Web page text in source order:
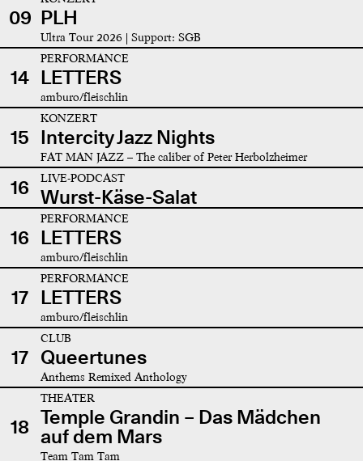
09 PLH
Ultra Tour 2026 | Support: SGB
14
PERFORMANCE
LETTERS
amburo/fleischlin
15
KONZERT
Intercity Jazz Nights
FAT MAN JAZZ – The caliber of Peter Herbolzheimer
16 LIVE-PODCAST
Wurst-Käse-Salat
16
PERFORMANCE
LETTERS
amburo/fleischlin
17
PERFORMANCE
LETTERS
amburo/fleischlin
17
CLUB
Queertunes
Anthems Remixed Anthology
18
THEATER
Temple Grandin – Das Mädchen
auf dem Mars
Team Tam Tam